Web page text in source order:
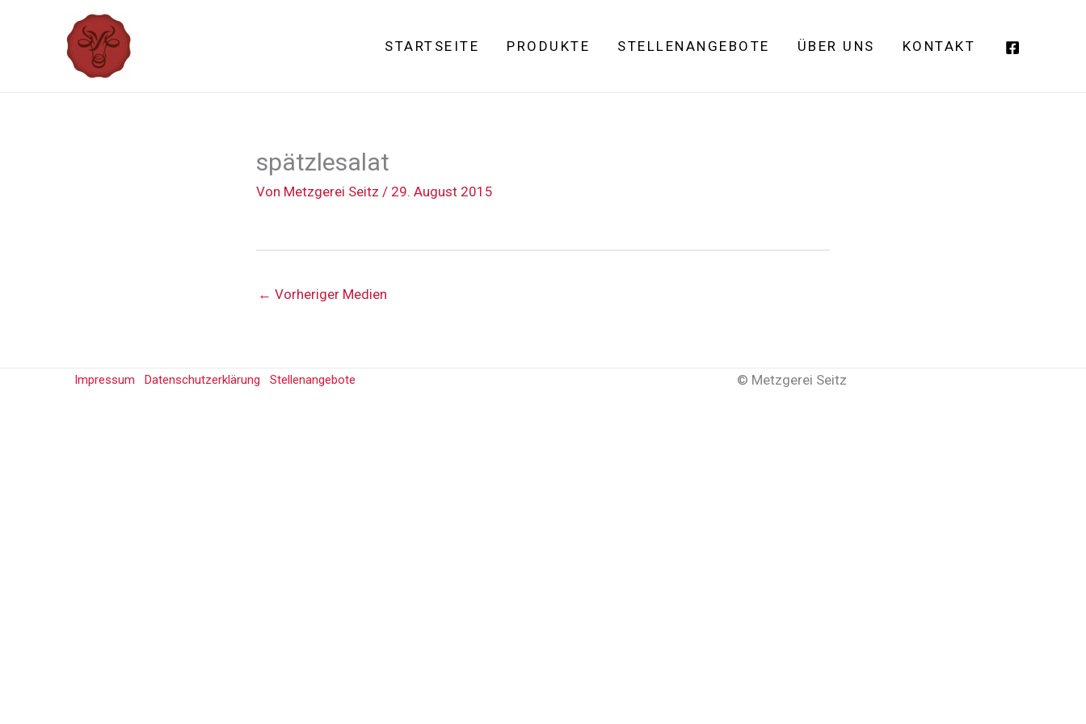
STARTSEITE PRODUKTE STELLENANGEBOTE ÜBER UNS KONTAKT
spätzlesalat
Von Metzgerei Seitz / 29. August 2015
← Vorheriger Medien
Impressum Datenschutzerklärung Stellenangebote © Metzgerei Seitz